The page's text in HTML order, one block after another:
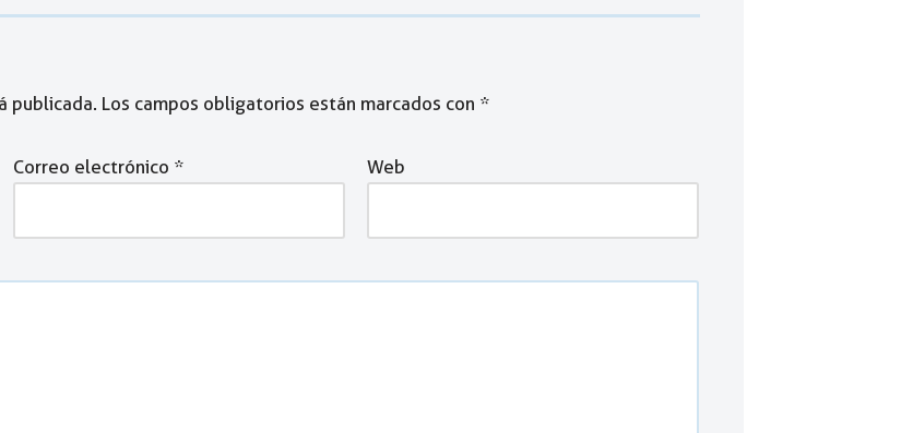
publicada. Los campos obligatorios están marcados con *
Correo electrónico * Web